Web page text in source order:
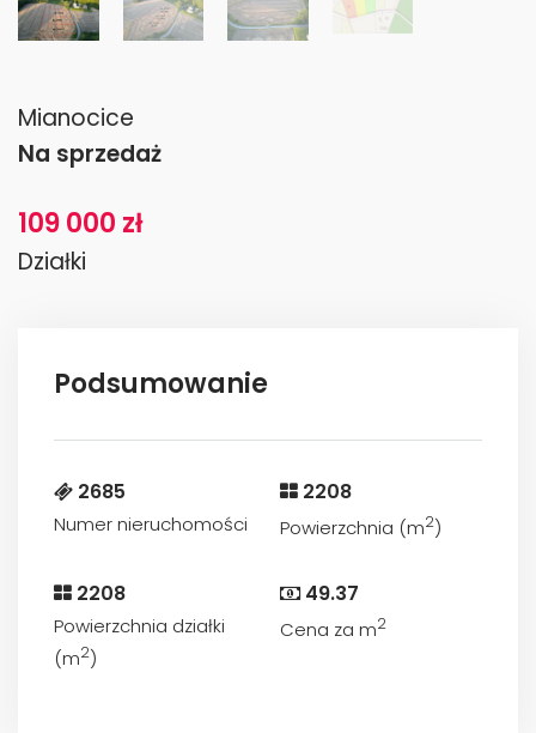
Mianocice
Na sprzedaż
109 000 zł
Działki
Podsumowanie
2685
Numer nieruchomości
2208
Powierzchnia (m2)
2208
Powierzchnia działki
(m2)
49.37
Cena za m2